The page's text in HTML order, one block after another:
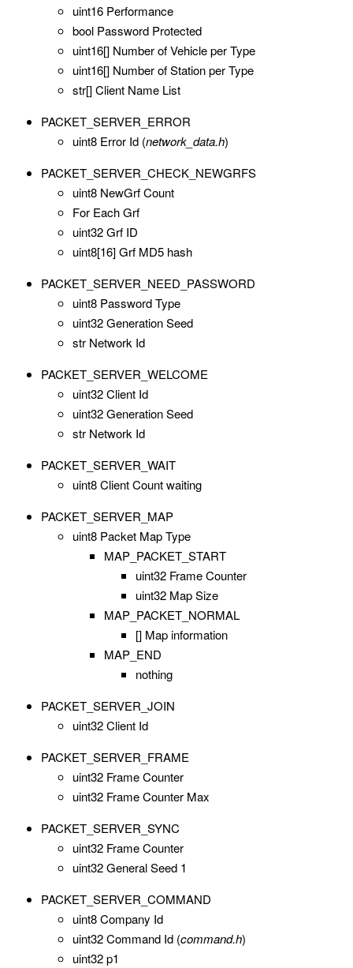
uint16 Performance
bool Password Protected
uint16[] Number of Vehicle per Type
uint16[] Number of Station per Type
str[] Client Name List
PACKET_SERVER_ERROR
uint8 Error Id (network_data.h)
PACKET_SERVER_CHECK_NEWGRFS
uint8 NewGrf Count
For Each Grf
uint32 Grf ID
uint8[16] Grf MD5 hash
PACKET_SERVER_NEED_PASSWORD
uint8 Password Type
uint32 Generation Seed
str Network Id
PACKET_SERVER_WELCOME
uint32 Client Id
uint32 Generation Seed
str Network Id
PACKET_SERVER_WAIT
uint8 Client Count waiting
PACKET_SERVER_MAP
uint8 Packet Map Type
MAP_PACKET_START
uint32 Frame Counter
uint32 Map Size
MAP_PACKET_NORMAL
[] Map information
MAP_END
nothing
PACKET_SERVER_JOIN
uint32 Client Id
PACKET_SERVER_FRAME
uint32 Frame Counter
uint32 Frame Counter Max
PACKET_SERVER_SYNC
uint32 Frame Counter
uint32 General Seed 1
PACKET_SERVER_COMMAND
uint8 Company Id
uint32 Command Id (command.h)
uint32 p1